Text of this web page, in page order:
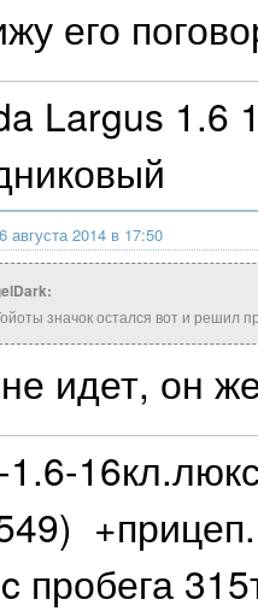
его
Largus 1.6
августа 2014 в 17:50
значок остался вот и решил
идет, он
+прицеп.
пробега